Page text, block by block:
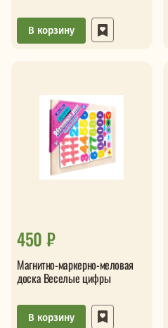
В корзину
450 ₽
Магнитно-маркерно-меловая
доска Веселые цифры
В корзину